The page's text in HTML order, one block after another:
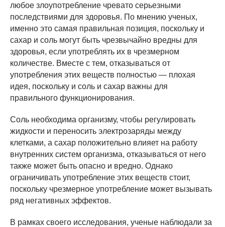
любое злоупотребление чревато серьезными
последствиями для здоровья. По мнению ученых,
именно это самая правильная позиция, поскольку и
сахар и соль могут быть чрезвычайно вредны для
здоровья, если употреблять их в чрезмерном
количестве. Вместе с тем, отказываться от
употребления этих веществ полностью — плохая
идея, поскольку и соль и сахар важны для
правильного функционирования.
Соль необходима организму, чтобы регулировать
жидкости и переносить электрозаряды между
клетками, а сахар положительно влияет на работу
внутренних систем организма, отказываться от него
также может быть опасно и вредно. Однако
ограничивать употребление этих веществ стоит,
поскольку чрезмерное употребление может вызывать
ряд негативных эффектов.
В рамках своего исследования, ученые наблюдали за